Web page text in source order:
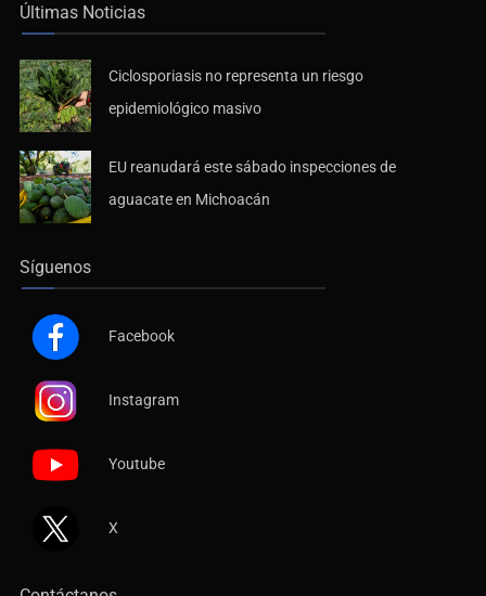
Últimas Noticias
Ciclosporiasis no representa un riesgo
epidemiológico masivo
EU reanudará este sábado inspecciones de
aguacate en Michoacán
Síguenos
Facebook
Instagram
Youtube
X